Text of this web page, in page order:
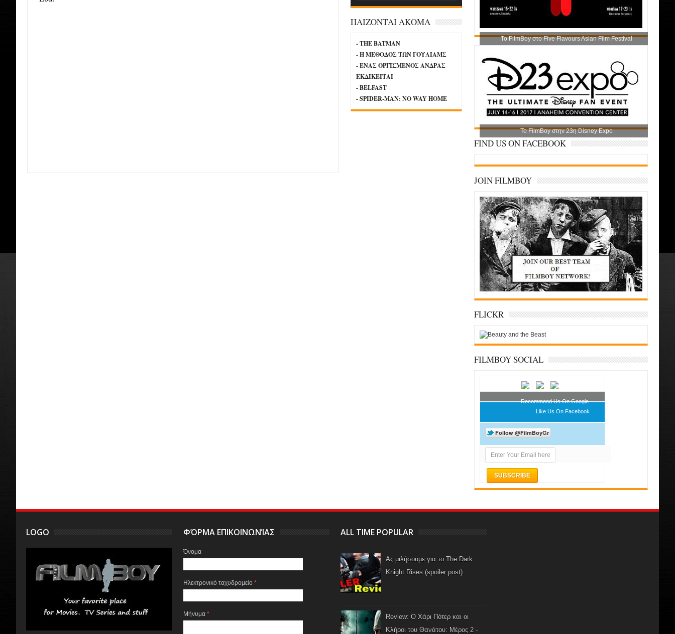
Το FilmBoy στο Five Flavours Asian Film Festival
Το FilmBoy στην 23η Disney Expo
FIND US ON FACEBOOK
JOIN FILMBOY
FLICKR
FILMBOY SOCIAL
Recommend Us On Google
Like Us On Facebook
ΠΑΙΖΟΝΤΑΙ ΑΚΟΜΑ
- THE BATMAN
- Η ΜΕΘΟΔΟΣ ΤΩΝ ΓΟΥΛΙΑΜΣ
- ΕΝΑΣ ΟΡΓΙΣΜΕΝΟΣ ΑΝΔΡΑΣ
ΕΚΔΙΚΕΙΤΑΙ
- BELFAST
- SPIDER-MAN: NO WAY HOME
LOGO ΦΌΡΜΑ ΕΠΙΚΟΙΝΩΝΊΑΣ
Όνομα
Ηλεκτρονικό ταχυδρομείο*
Μήνυμα*
ALL TIME POPULAR
Ας μιλήσουμε για το The Dark
Knight Rises (spoiler post)
Review: Ο Χάρι Πότερ και οι
Κλήροι του Θανάτου: Μέρος 2 -